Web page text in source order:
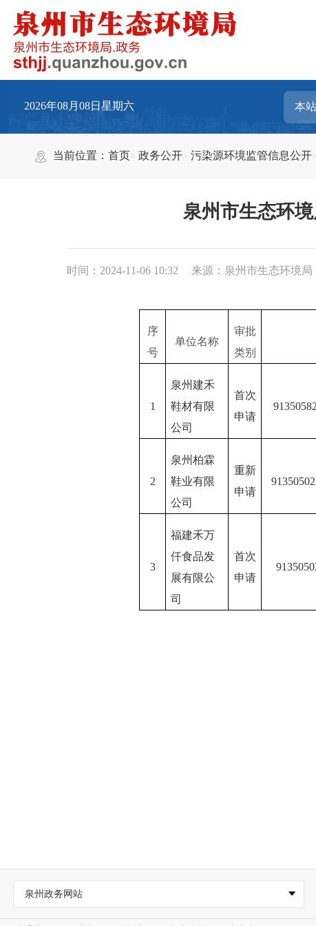
2026年08月08日星期六
当前位置：首页 政务公开 污染源环境监管信息公开
泉州市生态环
时间：2024-11-06 10:32 来源：泉州市生态环境局
序
号
单位名称
审批
类别
1
泉州建禾
鞋材有限
公司
首次
申请
2
泉州柏霖
鞋业有限
公司
重新
申请
3
福建禾万
仟食品发
展有限公
司
首次
申请
泉州政务网站